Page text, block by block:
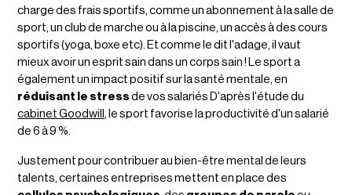
charge des frais sportifs, comme un abonnement à la salle de
sport, un club de marche ou à la piscine, un accès à des cours
sportifs (yoga, boxe etc). Et comme le dit l'adage, il vaut
mieux avoir un esprit sain dans un corps sain ! Le sport a
également un impact positif sur la santé mentale, en
réduisant le stress de vos salariés D'après l'étude du
cabinet Goodwill
, le sport favorise la productivité d'un salarié
de 6 à 9 %.
Justement pour contribuer au bien-être mental de leurs
talents, certaines entreprises mettent en place des